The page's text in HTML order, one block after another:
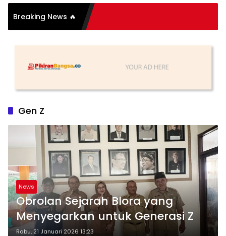
Breaking News 🔥
Gen Z
News
Obrolan Sejarah Blora yang
Menyegarkan untuk Generasi Z
Rabu, 21 Januari 2026 13:23